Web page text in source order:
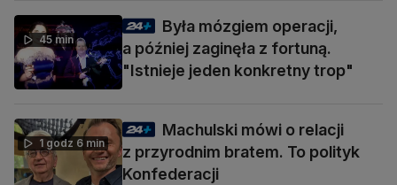
45 min
Była mózgiem operacji,
a później zaginęła z fortuną.
"Istnieje jeden konkretny trop"
1 godz 6 min
Machulski mówi o relacji
z przyrodnim bratem. To polityk
Konfederacji